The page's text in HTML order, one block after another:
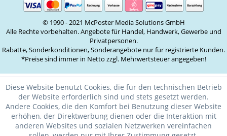
© 1990 - 2021 McPoster Media Solutions GmbH
Alle Rechte vorbehalten. Angebote für Handel, Handwerk, Gewerbe und
Privatpersonen.
Rabatte, Sonderkonditionen, Sonderangebote nur für registrierte Kunden.
*Preise sind immer in Netto zzgl. Mehrwertsteuer angegeben!
Diese Website benutzt Cookies, die für den technischen Betrieb
der Website erforderlich sind und stets gesetzt werden.
Andere Cookies, die den Komfort bei Benutzung dieser Website
erhöhen, der Direktwerbung dienen oder die Interaktion mit
anderen Websites und sozialen Netzwerken vereinfachen